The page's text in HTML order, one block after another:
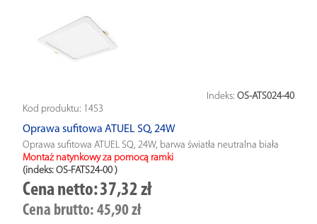
Indeks: OS-ATS024-40
Kod produktu: 1453
Oprawa sufitowa ATUEL SQ, 24W
Oprawa sufitowa ATUEL SQ, 24W, barwa światła neutralna biała
Montaż natynkowy za pomocą ramki
(indeks: OS-FATS24-00 )
Cena netto:37,32 zł
Cena brutto: 45,90 zł